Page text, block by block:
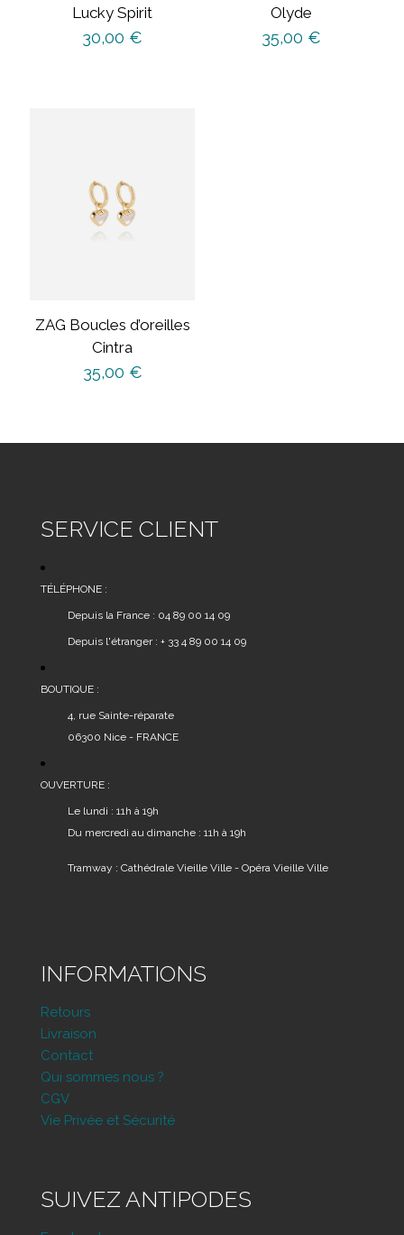
Lucky Spirit
30,00 €
Olyde
35,00 €
ZAG Boucles d’oreilles
Cintra
35,00 €
SERVICE CLIENT
TÉLÉPHONE :
Depuis la France : 04 89 00 14 09
Depuis l'étranger : + 33 4 89 00 14 09
BOUTIQUE :
4, rue Sainte-réparate
06300 Nice - FRANCE
OUVERTURE :
Le lundi : 11h à 19h
Du mercredi au dimanche : 11h à 19h
Tramway : Cathédrale Vieille Ville - Opéra Vieille Ville
INFORMATIONS
Retours
Livraison
Contact
Qui sommes nous ?
CGV
Vie Privée et Sécurité
SUIVEZ ANTIPODES